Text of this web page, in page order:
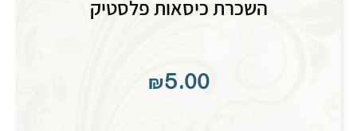
השכרת כיסאות פלסטיק
₪5.00